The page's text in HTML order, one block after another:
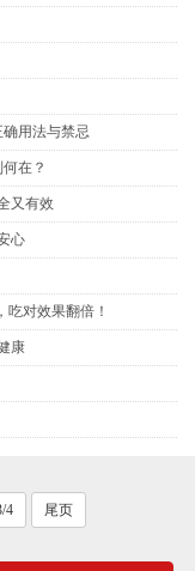
用法与禁忌
在？
又有效
心
吃对效果翻倍！
康​
4 尾页